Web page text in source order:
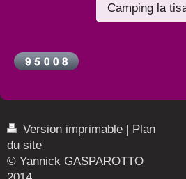
Camping la
Version imprimable
Plan
du site
© Yannick GASPAROTTO